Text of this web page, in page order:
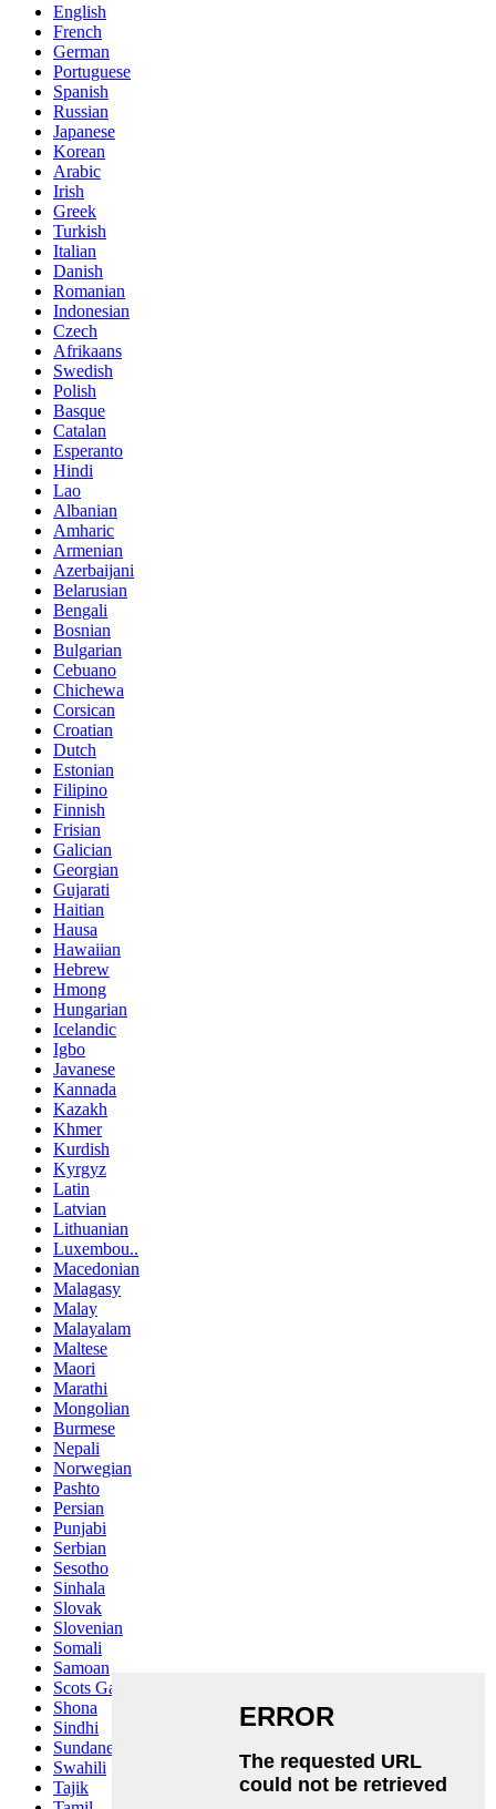
English
French
German
Portuguese
Spanish
Russian
Japanese
Korean
Arabic
Irish
Greek
Turkish
Italian
Danish
Romanian
Indonesian
Czech
Afrikaans
Swedish
Polish
Basque
Catalan
Esperanto
Hindi
Lao
Albanian
Amharic
Armenian
Azerbaijani
Belarusian
Bengali
Bosnian
Bulgarian
Cebuano
Chichewa
Corsican
Croatian
Dutch
Estonian
Filipino
Finnish
Frisian
Galician
Georgian
Gujarati
Haitian
Hausa
Hawaiian
Hebrew
Hmong
Hungarian
Icelandic
Igbo
Javanese
Kannada
Kazakh
Khmer
Kurdish
Kyrgyz
Latin
Latvian
Lithuanian
Luxembou..
Macedonian
Malagasy
Malay
Malayalam
Maltese
Maori
Marathi
Mongolian
Burmese
Nepali
Norwegian
Pashto
Persian
Punjabi
Serbian
Sesotho
Sinhala
Slovak
Slovenian
Somali
Samoan
Scots Gaelic
Shona
Sindhi
Sundanese
Swahili
Tajik